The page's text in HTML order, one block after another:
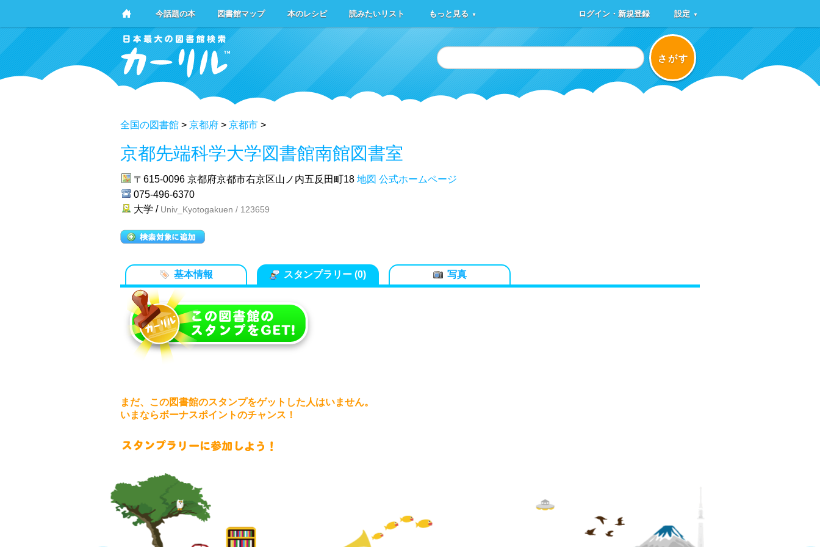
今話題の本 図書館マップ 本のレシピ 読みたいリスト もっと見る ▼ ログイン・新規登録 設定 ▼
さがす
全国の図書館 > 京都府 > 京都市 >
京都先端科学大学図書館南館図書室
〒615-0096 京都府京都市右京区山ノ内五反田町18 地図 公式ホームページ
075-496-6370
大学 / Univ_Kyotogakuen / 123659
基本情報 スタンプラリー (0) 写真
まだ、この図書館のスタンプをゲットした人はいません。
いまならボーナスポイントのチャンス！